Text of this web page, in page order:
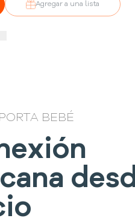
Agregar a una lista
BEBÉ